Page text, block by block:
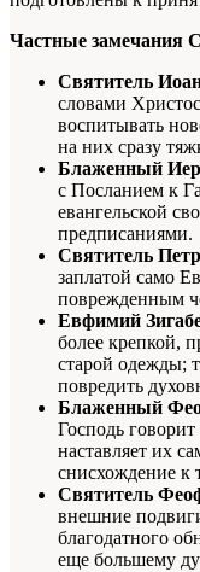
Частные замечания
Святитель
словами
воспитывать
на них сразу
Блаженный
с Посланием к
евангельской
предписаниями.
Святитель
заплатой само
поврежденным
Евфимий
более крепкой,
старой одежды;
повредить
Блаженный
Господь
наставляет их
снисхождение к
Святитель
внешние
благодатного
еще большему